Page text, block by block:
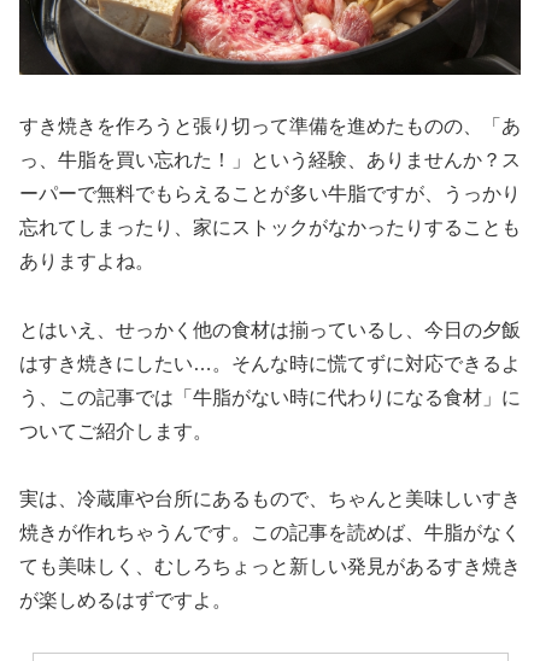
すき焼きを作ろうと張り切って準備を進めたものの、「あ
っ、牛脂を買い忘れた！」という経験、ありませんか？ス
ーパーで無料でもらえることが多い牛脂ですが、うっかり
忘れてしまったり、家にストックがなかったりすることも
ありますよね。
とはいえ、せっかく他の食材は揃っているし、今日の夕飯
はすき焼きにしたい…。そんな時に慌てずに対応できるよ
う、この記事では「牛脂がない時に代わりになる食材」に
ついてご紹介します。
実は、冷蔵庫や台所にあるもので、ちゃんと美味しいすき
焼きが作れちゃうんです。この記事を読めば、牛脂がなく
ても美味しく、むしろちょっと新しい発見があるすき焼き
が楽しめるはずですよ。